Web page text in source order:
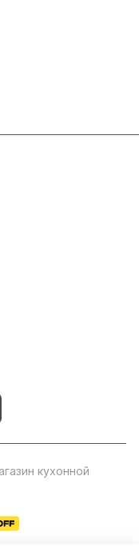
кухонной